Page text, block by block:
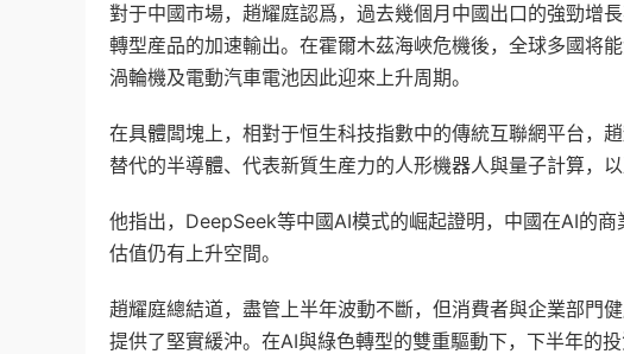
對于中國市場，趙耀庭認爲，過去幾個月中國出口的強勁增
轉型産品的加速輸出。在霍爾木茲海峽危機後，全球多國将
渦輪機及電動汽車電池因此迎來上升周期。
在具體闆塊上，相對于恒生科技指數中的傳統互聯網平台，
替代的半導體、代表新質生産力的人形機器人與量子計算，以
他指出，DeepSeek等中國AI模式的崛起證明，中國在AI的
估值仍有上升空間。
趙耀庭總結道，盡管上半年波動不斷，但消費者與企業部門
提供了堅實緩沖。在AI與綠色轉型的雙重驅動下，下半年的